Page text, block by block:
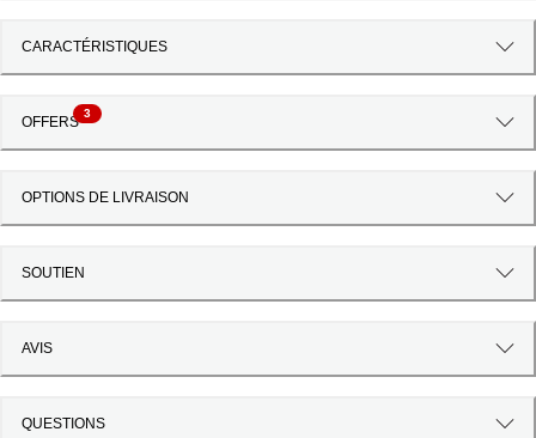
CARACTÉRISTIQUES
OFFERS
3
OPTIONS DE LIVRAISON
SOUTIEN
AVIS
QUESTIONS